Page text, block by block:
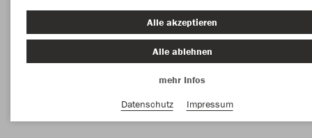
Alle akzeptieren
Alle ablehnen
mehr Infos
Datenschutz
Impressum